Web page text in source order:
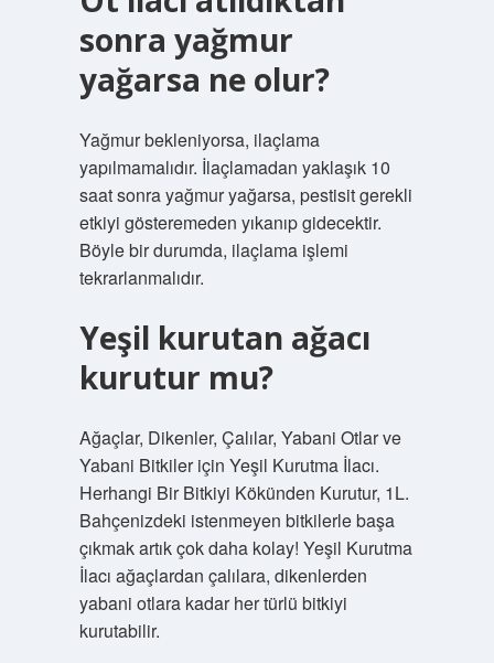
sonra yağmur
yağarsa ne olur?
Yağmur bekleniyorsa, ilaçlama
yapılmamalıdır. İlaçlamadan yaklaşık 10
saat sonra yağmur yağarsa, pestisit gerekli
etkiyi gösteremeden yıkanıp gidecektir.
Böyle bir durumda, ilaçlama işlemi
tekrarlanmalıdır.
Yeşil kurutan ağacı
kurutur mu?
Ağaçlar, Dikenler, Çalılar, Yabani Otlar ve
Yabani Bitkiler için Yeşil Kurutma İlacı.
Herhangi Bir Bitkiyi Kökünden Kurutur, 1L.
Bahçenizdeki istenmeyen bitkilerle başa
çıkmak artık çok daha kolay! Yeşil Kurutma
İlacı ağaçlardan çalılara, dikenlerden
yabani otlara kadar her türlü bitkiyi
kurutabilir.